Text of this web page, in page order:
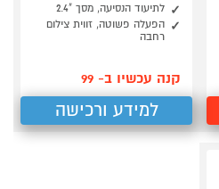
לתיעוד הנסיעה, מסך "2.4
הפעלה פשוטה, זווית צילום
רחבה
קנה עכשיו ב- 99
למידע ורכישה